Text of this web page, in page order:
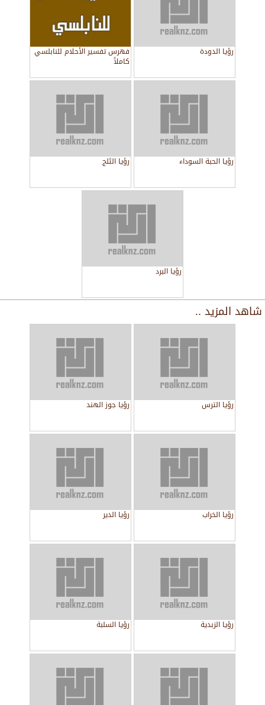
رؤيا الدودة فهرس تفسير الأحلام للنابلسي
كاملاً
رؤيا الحبة السوداء رؤيا الثلج
رؤيا البرد
شاهد المزيد ..
رؤيا الترس رؤيا جوز الهند
رؤيا الخراب رؤيا الدير
رؤيا الزبدية رؤيا السلبة